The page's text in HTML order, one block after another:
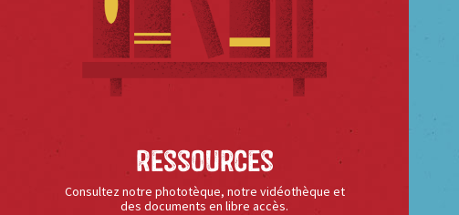
Ressources
Consultez notre phototèque, notre vidéothèque et
des documents en libre accès.